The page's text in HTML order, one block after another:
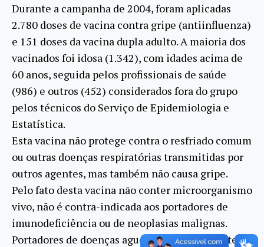
Durante a campanha de 2004, foram aplicadas
2.780 doses de vacina contra gripe (antiinfluenza)
e 151 doses da vacina dupla adulto. A maioria dos
vacinados foi idosa (1.342), com idades acima de
60 anos, seguida pelos profissionais de saúde
(986) e outros (452) considerados fora do grupo
pelos técnicos do Serviço de Epidemiologia e
Estatística.
Esta vacina não protege contra o resfriado comum
ou outras doenças respiratórias transmitidas por
outros agentes, mas também não causa gripe.
Pelo fato desta vacina não conter microorganismo
vivo, não é contra-indicada aos portadores de
imunodeficiência ou de neoplasias malignas.
Portadores de doenças agudas febris e pacientes